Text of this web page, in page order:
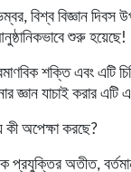
, বিশ্ব বিজ্ঞান
শুরু
শক্তি এবং এটি
জ্ঞান যাচাই করার এটি
অপেক্ষা করছে?
প্রযুক্তির অতীত,